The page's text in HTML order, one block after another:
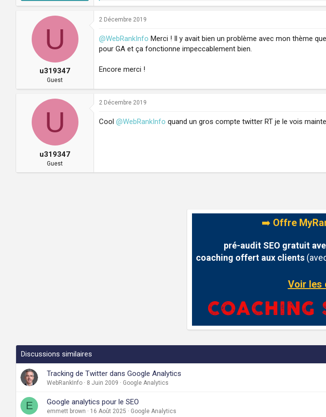
c
i
o
n
U
u319347
Guest
2 Décembre 2019
@WebRankInfo Merci ! Il y avait bien un problème avec mon thème
pour GA et ça fonctionne impeccablement bien.
Encore merci !
U
u319347
Guest
2 Décembre 2019
Cool @WebRankInfo quand un gros compte twitter RT je le vois
➡️ Offre
pré-audit SEO gratuit
coaching offert aux clients
Voir les
Discussions similaires
Tracking de Twitter dans Google Analytics
WebRankInfo 8 Juin 2009 Google Analytics
E Google analytics pour le SEO
emmett brown 16 Août 2025 Google Analytics